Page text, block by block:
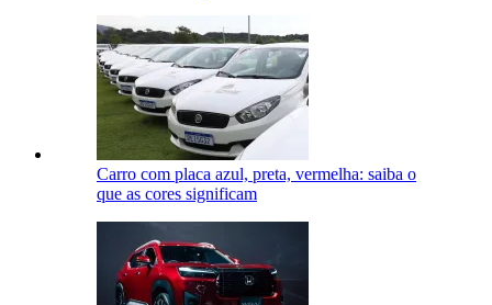
Carro com placa azul, preta, vermelha: saiba o
que as cores significam